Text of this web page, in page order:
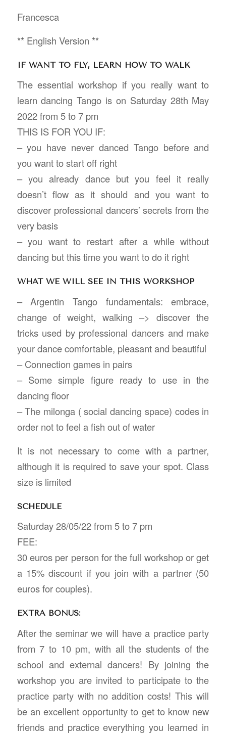
Francesca
** English Version **
IF WANT TO FLY, LEARN HOW TO WALK
The essential workshop if you really want to
learn dancing Tango is on Saturday 28th May
2022 from 5 to 7 pm
THIS IS FOR YOU IF:
– you have never danced Tango before and
you want to start off right
– you already dance but you feel it really
doesn’t flow as it should and you want to
discover professional dancers’ secrets from the
very basis
– you want to restart after a while without
dancing but this time you want to do it right
WHAT WE WILL SEE IN THIS WORKSHOP
– Argentin Tango fundamentals: embrace,
change of weight, walking –> discover the
tricks used by professional dancers and make
your dance comfortable, pleasant and beautiful
– Connection games in pairs
– Some simple figure ready to use in the
dancing floor
– The milonga ( social dancing space) codes in
order not to feel a fish out of water
It is not necessary to come with a partner,
although it is required to save your spot. Class
size is limited
SCHEDULE
Saturday 28/05/22 from 5 to 7 pm
FEE:
30 euros per person for the full workshop or get
a 15% discount if you join with a partner (50
euros for couples).
EXTRA BONUS:
After the seminar we will have a practice party
from 7 to 10 pm, with all the students of the
school and external dancers! By joining the
workshop you are invited to participate to the
practice party with no addition costs! This will
be an excellent opportunity to get to know new
friends and practice everything you learned in